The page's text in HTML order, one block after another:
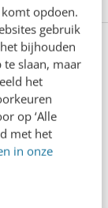
opdoen.
gebruik
bijhouden
slaan, maar
het
op ‘Alle
met het
in onze
een